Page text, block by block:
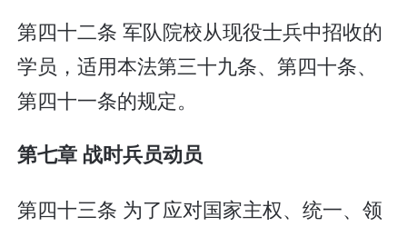
第四十二条 军队院校从现役士兵中招收的
学员，适用本法第三十九条、第四十条、
第四十一条的规定。
第七章 战时兵员动员
第四十三条 为了应对国家主权、统一、领